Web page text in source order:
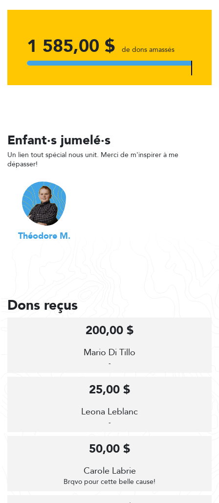
1 585,00 $ de dons amassés
Enfant·s jumelé·s
Un lien tout spécial nous unit. Merci de m'inspirer à me
dépasser!
Théodore M.
Dons reçus
Mario Di Tillo
-
200,00 $
Leona Leblanc
-
25,00 $
Carole Labrie
Brqvo pour cette belle cause!
50,00 $